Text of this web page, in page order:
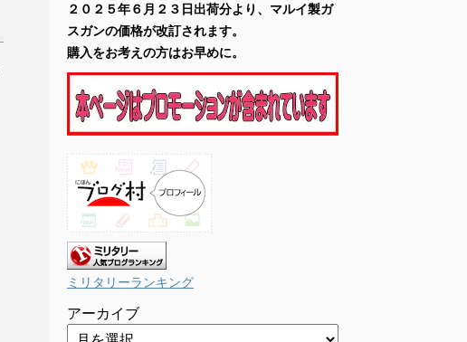
２０２５年６月２３日出荷分より、マルイ製ガ
スガンの価格が改訂されます。
購入をお考えの方はお早めに。
ミリタリーランキング
アーカイブ